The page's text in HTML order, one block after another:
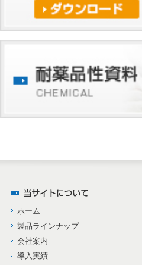
ホーム
製品ラインナップ
会社案内
導入実績